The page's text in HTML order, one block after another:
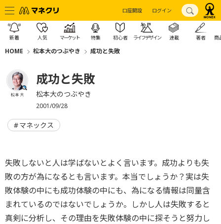
口座開設 ログイン
新着 人気 マーケット 特集 初心者 ライフデザイン 連載 著者 商
HOME 松本大のつぶやき 成功と失敗
松本 大
成功と失敗
松本大のつぶやき
2001/09/28
マネックス
失敗しないと人は学ばないとよく言います。成功よりも失
敗の方が為になるとも言います。本当でしょうか？実は失
敗体験の中にも成功体験の中にも、為になる情報は同量含
まれているのではないでしょうか。しかし人は失敗すると
真剣に分析し、その理由を失敗体験の中に探そうと努力し